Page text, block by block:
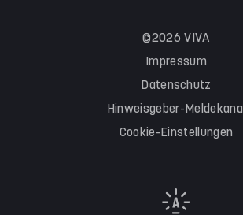
©2026 VIVA
Impressum
Datenschutz
Hinweisgeber-Meldekanal
Cookie-Einstellungen